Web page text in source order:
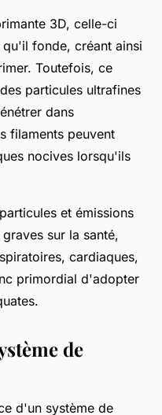
3D, celle-ci
fonde, créant ainsi
Toutefois, ce
particules ultrafines
dans
filaments peuvent
nocives lorsqu'ils
et émissions
sur la santé,
cardiaques,
primordial d'adopter
de
d'un système de